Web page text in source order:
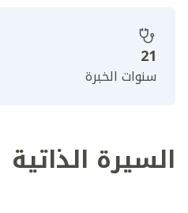
21
سنوات الخبرة
السيرة الذاتية